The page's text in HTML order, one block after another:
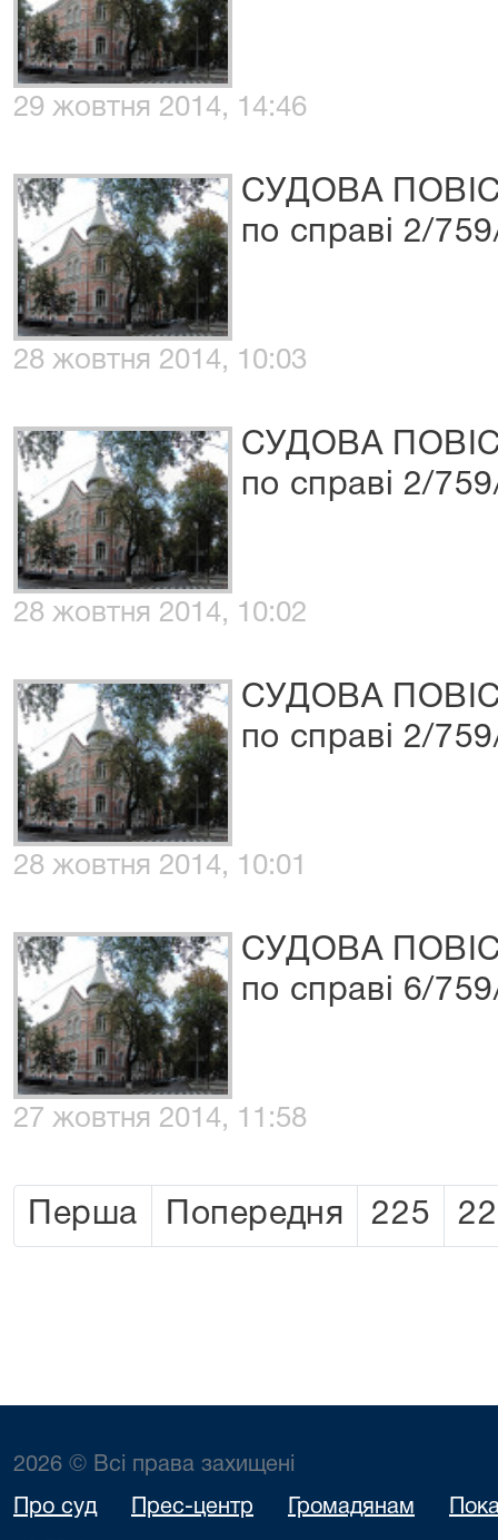
29 жовтня 2014, 14:46
СУДОВА
по справі 2/
28 жовтня 2014, 10:03
СУДОВА
по справі 2/
28 жовтня 2014, 10:02
СУДОВА
по справі 2/
28 жовтня 2014, 10:01
СУДОВА
по справі 6/
27 жовтня 2014, 11:58
Перша Попередня 225
2026 © Всі права захищені
Про суд Прес-центр Громадянам